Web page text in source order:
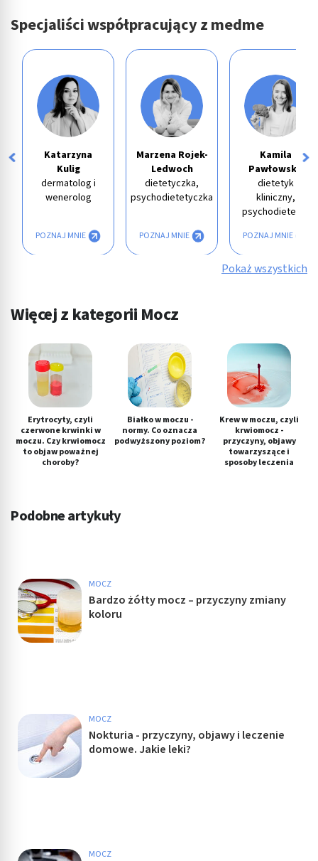
Specjaliści współpracujący z medme
Katarzyna
Kulig
dermatolog i
wenerolog
POZNAJ MNIE
Marzena Rojek-
Ledwoch
dietetyczka,
psychodietetyczka
POZNAJ MNIE
Kamila
Pawłowska
dietetyk
kliniczny,
psychodietetyk
POZNAJ MNIE
Pokaż wszystkich
Więcej z kategorii Mocz
Erytrocyty, czyli
czerwone krwinki w
moczu. Czy krwiomocz
to objaw poważnej
choroby?
Białko w moczu -
normy. Co oznacza
podwyższony poziom?
Krew w moczu, czyli
krwiomocz -
przyczyny, objawy
towarzyszące i
sposoby leczenia
Podobne artykuły
MOCZ
Bardzo żółty mocz – przyczyny zmiany
koloru
MOCZ
Nokturia - przyczyny, objawy i leczenie
domowe. Jakie leki?
MOCZ